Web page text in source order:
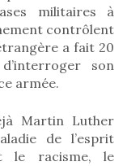
militaires à
contrôlent
a fait 20
son
armée.
Martin Luther
de l’esprit
le racisme, le